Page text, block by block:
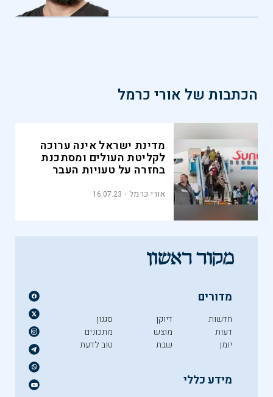
הכתבות של אורי כרמל
מדינת ישראל אינה ערוכה
לקליטת העולים ומסתכנת
בחזרה על טעויות העבר
אורי כרמל 16.07.23
מדורים
חדשות
דעות
יומן
דיוקן
מוצש
שבת
סגנון
מתכונים
טוב לדעת
מידע כללי